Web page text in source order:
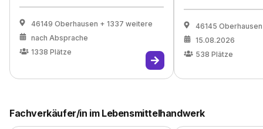
46149 Oberhausen + 1337 weitere
nach Absprache
1338 Plätze
46145 Oberhausen
15.08.2026
538 Plätze
Fachverkäufer/in im Lebensmittelhandwerk